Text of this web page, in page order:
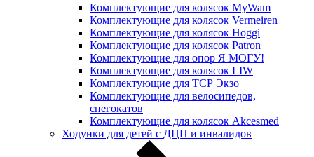
Комплектующие для колясок MyWam
Комплектующие для колясок Vermeiren
Комплектующие для колясок Hoggi
Комплектующие для колясок Patron
Комплектующие для опор Я МОГУ!
Комплектующие для колясок LIW
Комплектующие для ТСР Экзо
Комплектующие для велосипедов,
снегокатов
Комплектующие для колясок Akcesmed
Ходунки для детей с ДЦП и инвалидов